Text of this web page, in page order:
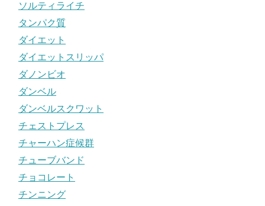
ソルティライチ
タンパク質
ダイエット
ダイエットスリッパ
ダノンビオ
ダンベル
ダンベルスクワット
チェストプレス
チャーハン症候群
チューブバンド
チョコレート
チンニング